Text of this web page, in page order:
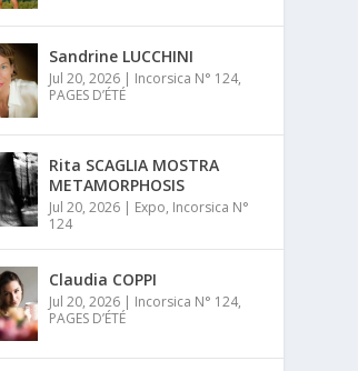
Sandrine LUCCHINI
Jul 20, 2026 | Incorsica N° 124,
PAGES D’ÉTÉ
Rita SCAGLIA MOSTRA
METAMORPHOSIS
Jul 20, 2026 | Expo, Incorsica N°
124
Claudia COPPI
Jul 20, 2026 | Incorsica N° 124,
PAGES D’ÉTÉ